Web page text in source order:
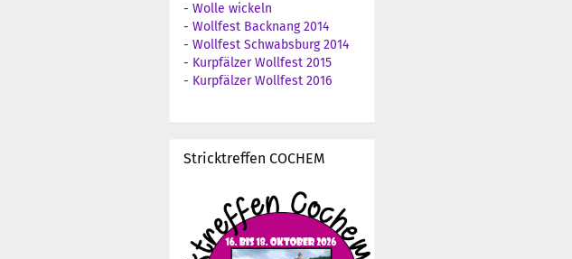
- Wolle wickeln
- Wollfest Backnang 2014
- Wollfest Schwabsburg 2014
- Kurpfälzer Wollfest 2015
- Kurpfälzer Wollfest 2016
Stricktreffen COCHEM